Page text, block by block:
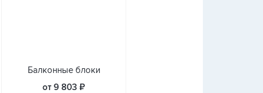
Балконные блоки
от 9 803 ₽